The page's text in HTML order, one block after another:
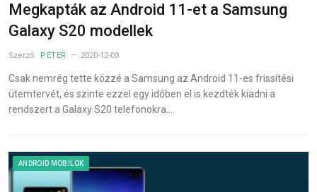
Megkapták az Android 11-et a Samsung
Galaxy S20 modellek
Szerző: PÉTER 2020-12-03
Csak nemrég tette közzé a Samsung az Android 11-es frissítési
ütemtervét, és szinte ezzel egy időben el is kezdték kiadni a
rendszert a Galaxy S20 telefonokra.…
ANDROID MOBILOK